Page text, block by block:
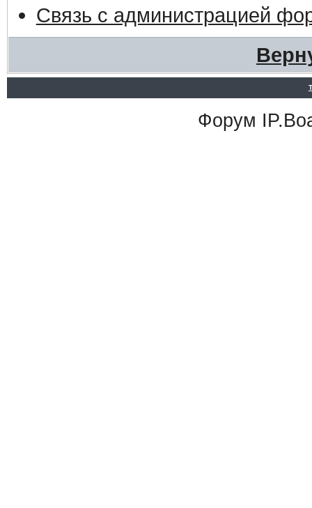
Связь с администрацией
Форум